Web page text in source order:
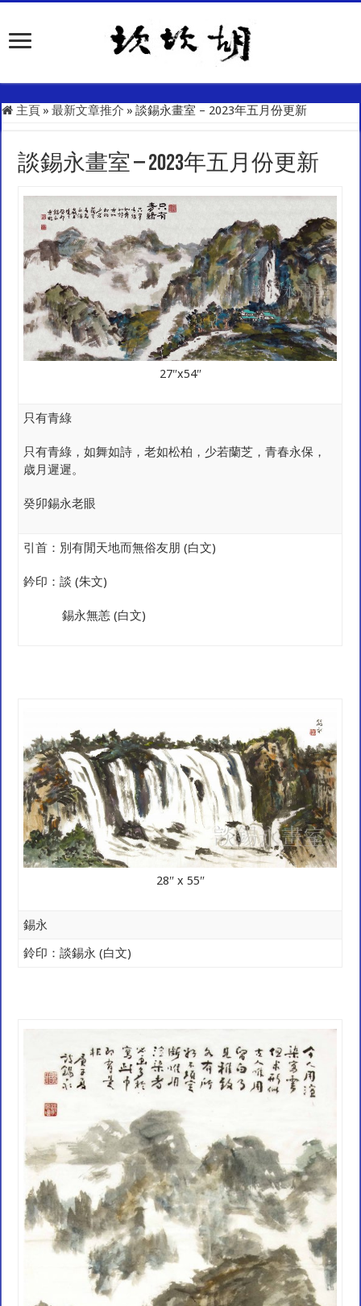
主頁 » 最新文章推介 » 談錫永畫室 – 2023年五月份更新
談錫永畫室 – 2023年五月份更新
27″x54″
只有青綠
只有青綠，如舞如詩，老如松柏，少若蘭芝，青春永保，
歳月遲遲。
癸卯錫永老眼
引首：別有閒天地而無俗友朋 (白文)
鈐印：談 (朱文)
錫永無恙 (白文)
28″ x 55″
錫永
鈴印：談錫永 (白文)